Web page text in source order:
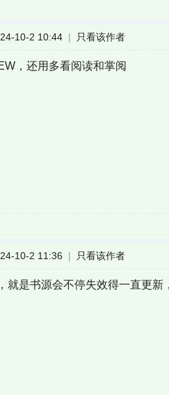
10-2 10:44 | 只看该作者
，还用多看阅读和掌阅
10-2 11:36 | 只看该作者
就是书源会不停失效得一直更新